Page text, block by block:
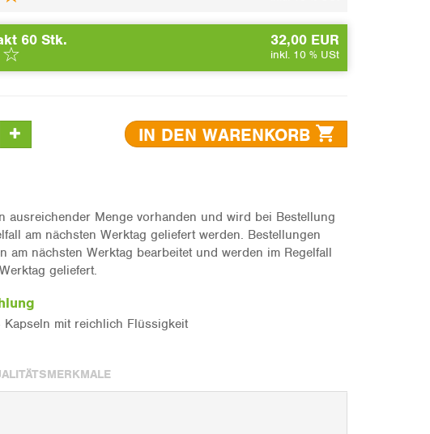
60 Stk. 32,00 EUR
inkl. 10 % USt
IN DEN WARENKORB
ausreichender Menge vorhanden und wird bei Bestellung
am nächsten Werktag geliefert werden. Bestellungen
am nächsten Werktag bearbeitet und werden im Regelfall
geliefert.
mit reichlich Flüssigkeit